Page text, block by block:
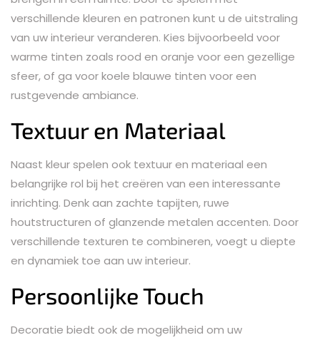
verschillende kleuren en patronen kunt u de uitstraling
van uw interieur veranderen. Kies bijvoorbeeld voor
warme tinten zoals rood en oranje voor een gezellige
sfeer, of ga voor koele blauwe tinten voor een
rustgevende ambiance.
Textuur en Materiaal
Naast kleur spelen ook textuur en materiaal een
belangrijke rol bij het creëren van een interessante
inrichting. Denk aan zachte tapijten, ruwe
houtstructuren of glanzende metalen accenten. Door
verschillende texturen te combineren, voegt u diepte
en dynamiek toe aan uw interieur.
Persoonlijke Touch
Decoratie biedt ook de mogelijkheid om uw